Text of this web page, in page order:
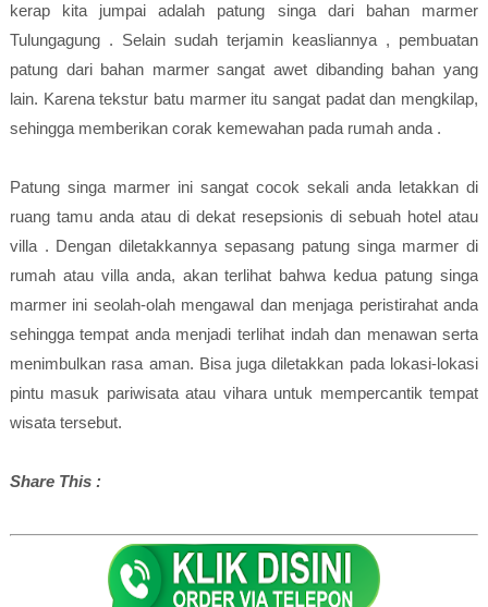
kerap kita jumpai adalah patung singa dari bahan marmer
Tulungagung . Selain sudah terjamin keasliannya , pembuatan
patung dari bahan marmer sangat awet dibanding bahan yang
lain. Karena tekstur batu marmer itu sangat padat dan mengkilap,
sehingga memberikan corak kemewahan pada rumah anda .
Patung singa marmer ini sangat cocok sekali anda letakkan di
ruang tamu anda atau di dekat resepsionis di sebuah hotel atau
villa . Dengan diletakkannya sepasang patung singa marmer di
rumah atau villa anda, akan terlihat bahwa kedua patung singa
marmer ini seolah-olah mengawal dan menjaga peristirahat anda
sehingga tempat anda menjadi terlihat indah dan menawan serta
menimbulkan rasa aman. Bisa juga diletakkan pada lokasi-lokasi
pintu masuk pariwisata atau vihara untuk mempercantik tempat
wisata tersebut.
Share This :